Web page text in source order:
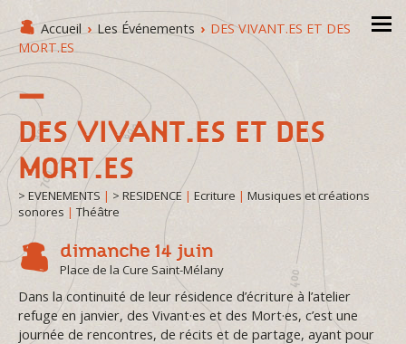
Accueil › Les Événements › DES VIVANT.ES ET DES
MORT.ES
DES VIVANT.ES ET DES
MORT.ES
> EVENEMENTS | > RESIDENCE | Ecriture | Musiques et créations
sonores | Théâtre
dimanche 14 juin
Place de la Cure Saint-Mélany
Dans la continuité de leur résidence d’écriture à l’atelier
refuge en janvier, des Vivant·es et des Mort·es, c’est une
journée de rencontres, de récits et de partage, ayant pour